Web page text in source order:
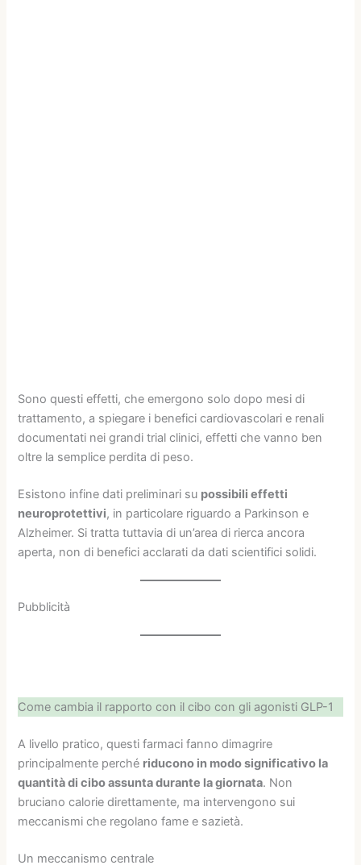
Sono questi effetti, che emergono solo dopo mesi di
trattamento, a spiegare i benefici cardiovascolari e renali
documentati nei grandi trial clinici, effetti che vanno ben
oltre la semplice perdita di peso.
Esistono infine dati preliminari su possibili effetti
neuroprotettivi, in particolare riguardo a Parkinson e
Alzheimer. Si tratta tuttavia di un’area di rierca ancora
aperta, non di benefici acclarati da dati scientifici solidi.
Pubblicità
Come cambia il rapporto con il cibo con gli agonisti GLP-1
A livello pratico, questi farmaci fanno dimagrire
principalmente perché riducono in modo significativo la
quantità di cibo assunta durante la giornata. Non
bruciano calorie direttamente, ma intervengono sui
meccanismi che regolano fame e sazietà.
Un meccanismo centrale